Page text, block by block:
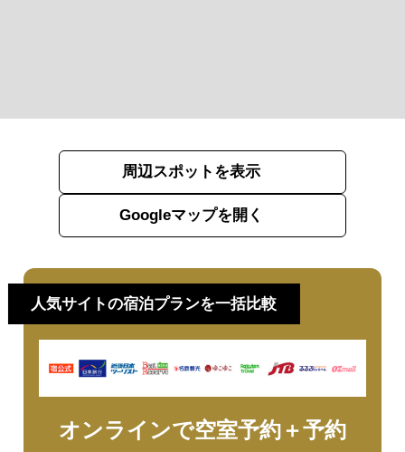
周辺スポットを表示
Googleマップを開く
人気サイトの宿泊プランを一括比較
オンラインで空室予約＋予約